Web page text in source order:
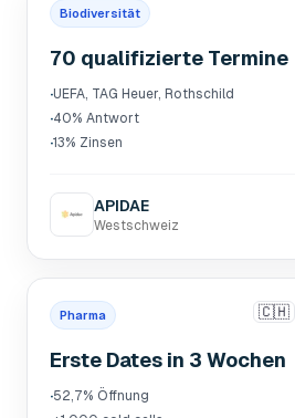
Biodiversität
70 qualifizierte Termine
·UEFA, TAG Heuer, Rothschild
·40% Antwort
·13% Zinsen
APIDAE
Westschweiz
Pharma 🇨🇭
Erste Dates in 3 Wochen
·52,7% Öffnung